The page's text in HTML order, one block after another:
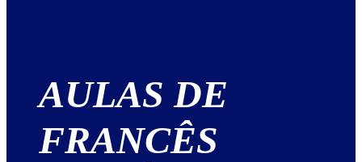
AULAS DE
FRANCÊS